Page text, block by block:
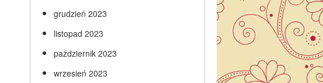
grudzień 2023
listopad 2023
październik 2023
wrzesień 2023